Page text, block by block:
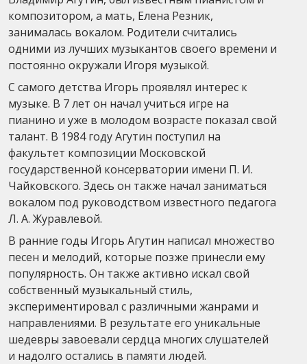
композитором, а мать, Елена Резник,
занималась вокалом. Родители считались
одними из лучших музыкантов своего времени и
постоянно окружали Игоря музыкой.
С самого детства Игорь проявлял интерес к
музыке. В 7 лет он начал учиться игре на
пианино и уже в молодом возрасте показал свой
талант. В 1984 году Агутин поступил на
факультет композиции Московской
государственной консерватории имени П. И.
Чайковского. Здесь он также начал заниматься
вокалом под руководством известного педагога
Л. А. Журавлевой.
В ранние годы Игорь Агутин написал множество
песен и мелодий, которые позже принесли ему
популярность. Он также активно искал свой
собственный музыкальный стиль,
экспериментировал с различными жанрами и
направлениями. В результате его уникальные
шедевры завоевали сердца многих слушателей
и надолго остались в памяти людей.